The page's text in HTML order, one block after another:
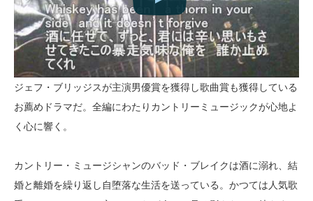
ジェフ・ブリッジスが主演男優賞を獲得し歌曲賞も獲得している
お薦めドラマだ。全編にわたりカントリーミュージックが心地よ
く心に響く。
カントリー・ミュージシャンのバッド・ブレイクは酒に溺れ、結
婚と離婚を繰り返し自堕落な生活を送っている。かつては人気歌